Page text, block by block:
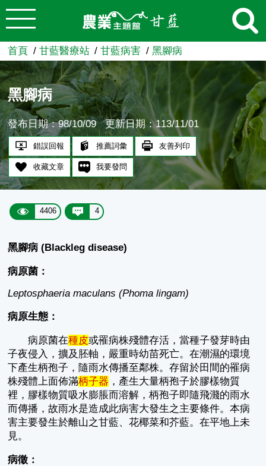
跳到主要內容
農業知識入口網
首頁 甘藍醫療站 甘藍病害 黑腳病
黑腳病
發布日期：98/10/09 更新日期：113/11/01
錯誤回報 推薦詞彙 友善列印
收藏文章 我要發問
4406 4
黑腳病 (Blackleg disease)
病原菌：
Leptosphaeria maculans (Phoma lingam)
病原生態：
病原菌在種皮或罹病株殘體存活，當種子發芽時由
子夜侵入，擴及胚軸，嚴重時幼苗死亡。在潮濕的環境
下產生柄孢子，隨雨水傳播至鄰株。存留於田間的罹病
株殘體上面佈滿柄子器 ，產生大量柄孢子於膠樣物質
裡，膠樣物質吸水膨脹而溶解，柄孢子即隨飛濺的雨水
而傳播，故雨水是造成此病害大發生之主要條件。本病
害主要發生於離山之甘藍、花椰菜和芥藍。在平地上未
見。
病徵：